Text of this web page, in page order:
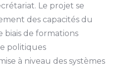
Le projet se
des capacités du
biais de formations
politiques
à niveau des systèmes